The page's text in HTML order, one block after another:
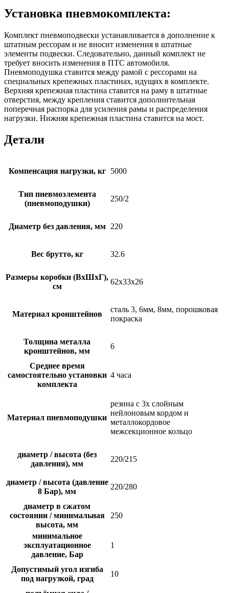
Установка пневмокомплекта:
Комплект пневмоподвески устанавливается в дополнение к
штатным рессорам и не вносит изменения в штатные
элементы подвески. Следовательно, данный комплект не
требует вносить изменения в ПТС автомобиля.
Пневмоподушка ставится между рамой с рессорами на
специальных крепежных пластинах, идущих в комплекте.
Верхняя крепежная пластина ставится на раму в штатные
отверстия, между крепления ставится дополнительная
поперечная распорка для усиления рамы и распределения
нагрузки. Нижняя крепежная пластина ставится на мост.
Детали
Компенсация нагрузки, кг 5000
Тип пневмоэлемента
(пневмоподушки)
250/2
Диаметр без давления, мм 220
Вес брутто, кг 32.6
Размеры коробки (ВхШхГ),
см
62x33x26
Материал кронштейнов
сталь 3, 6мм, 8мм, порошковая
покраска
Толщина металла
кронштейнов, мм
6
Среднее время
самостоятельно установки
комплекта
4 часа
Материал пневмоподушки
резина с 3х слойным
нейлоновым кордом и
металлокордовое
межсекционное кольцо
диаметр / высота (без
давления), мм
220/215
диаметр / высота (давление
8 Бар), мм
220/280
диаметр в сжатом
состоянии / минимальная
высота, мм
250
минимальное
эксплуатационное
давление, Бар
1
Допустимый угол изгиба
под нагрузкой, град
10